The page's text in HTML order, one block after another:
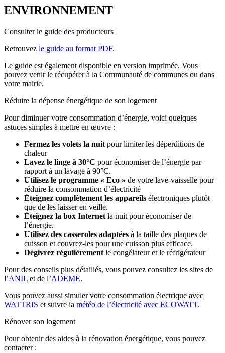
ENVIRONNEMENT
Consulter le guide des producteurs
Retrouvez le guide au format PDF.
Le guide est également disponible en version imprimée. Vous
pouvez venir le récupérer à la Communauté de communes ou dans
votre mairie.
Réduire la dépense énergétique de son logement
Pour diminuer votre consommation d’énergie, voici quelques
astuces simples à mettre en œuvre :
Fermez les volets la nuit pour limiter les déperditions de
chaleur
Lavez le linge à 30°C pour économiser de l’énergie par
rapport à un lavage à 90°C.
Utilisez le programme « Eco » de votre lave-vaisselle pour
réduire la consommation d’électricité
Éteignez complètement les appareils électroniques plutôt
que de les laisser en veille.
Éteignez la box Internet la nuit pour économiser de
l’énergie.
Utilisez des casseroles adaptées à la taille des plaques de
cuisson et couvrez-les pour une cuisson plus efficace.
Dégivrez régulièrement le congélateur et le réfrigérateur
Pour des conseils plus détaillés, vous pouvez consultez les sites de
l’ANIL et de l’ADEME.
Vous pouvez aussi simuler votre consommation électrique avec
WATTRIS et suivre la météo de l’électricité avec ECOWATT.
Rénover son logement
Pour obtenir des aides à la rénovation énergétique, vous pouvez
contacter :